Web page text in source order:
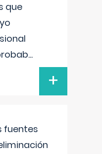
que
...
+
fuentes